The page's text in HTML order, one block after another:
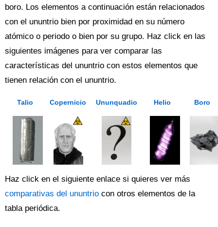
boro. Los elementos a continuación están relacionados
con el ununtrio bien por proximidad en su número
atómico o periodo o bien por su grupo. Haz click en las
siguientes imágenes para ver comparar las
características del ununtrio con estos elementos que
tienen relación con el ununtrio.
Talio Copernicio Ununquadio Helio Boro
Haz click en el siguiente enlace si quieres ver más
comparativas del ununtrio con otros elementos de la
tabla periódica.